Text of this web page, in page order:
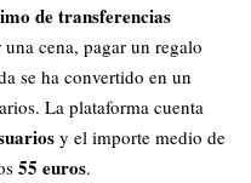
de transferencias
cena, pagar un regalo
se ha convertido en un
La plataforma cuenta
y el importe medio de
55 euros.